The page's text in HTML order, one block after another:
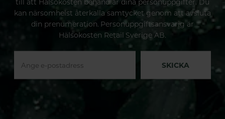
till att Hälsokosten behandlar dina personuppgifter. Du
kan närsomhelst återkalla samtycket genom att avsluta
din prenumeration. Personuppgiftsansvarig är
Hälsokosten Retail Sverige AB.
SKICKA